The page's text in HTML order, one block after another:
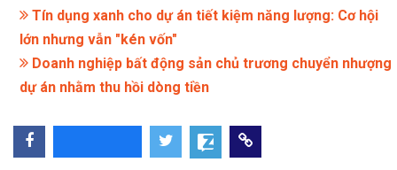
Tín dụng xanh cho dự án tiết kiệm năng lượng: Cơ hội
lớn nhưng vẫn "kén vốn"
Doanh nghiệp bất động sản chủ trương chuyển nhượng
dự án nhằm thu hồi dòng tiền